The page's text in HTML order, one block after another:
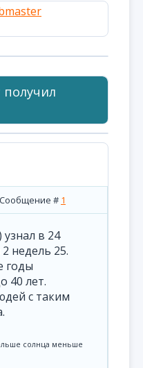
получил
Сообщение # 1
узнал в 24
недель 25.
годы
40 лет.
с таким
солнца меньше